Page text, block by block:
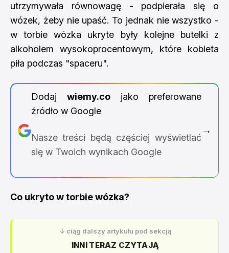
utrzymywała równowagę - podpierała się o
wózek, żeby nie upaść. To jednak nie wszystko -
w torbie wózka ukryte były kolejne butelki z
alkoholem wysokoprocentowym, które kobieta
piła podczas "spaceru".
Dodaj wiemy.cojako preferowane
źródło w Google
Nasze treści będą częściej wyświetlać
się w Twoich wynikach Google
→
Co ukryto w torbie wózka?
↓ ciąg dalszy artykułu pod sekcją
INNI TERAZ CZYTAJĄ